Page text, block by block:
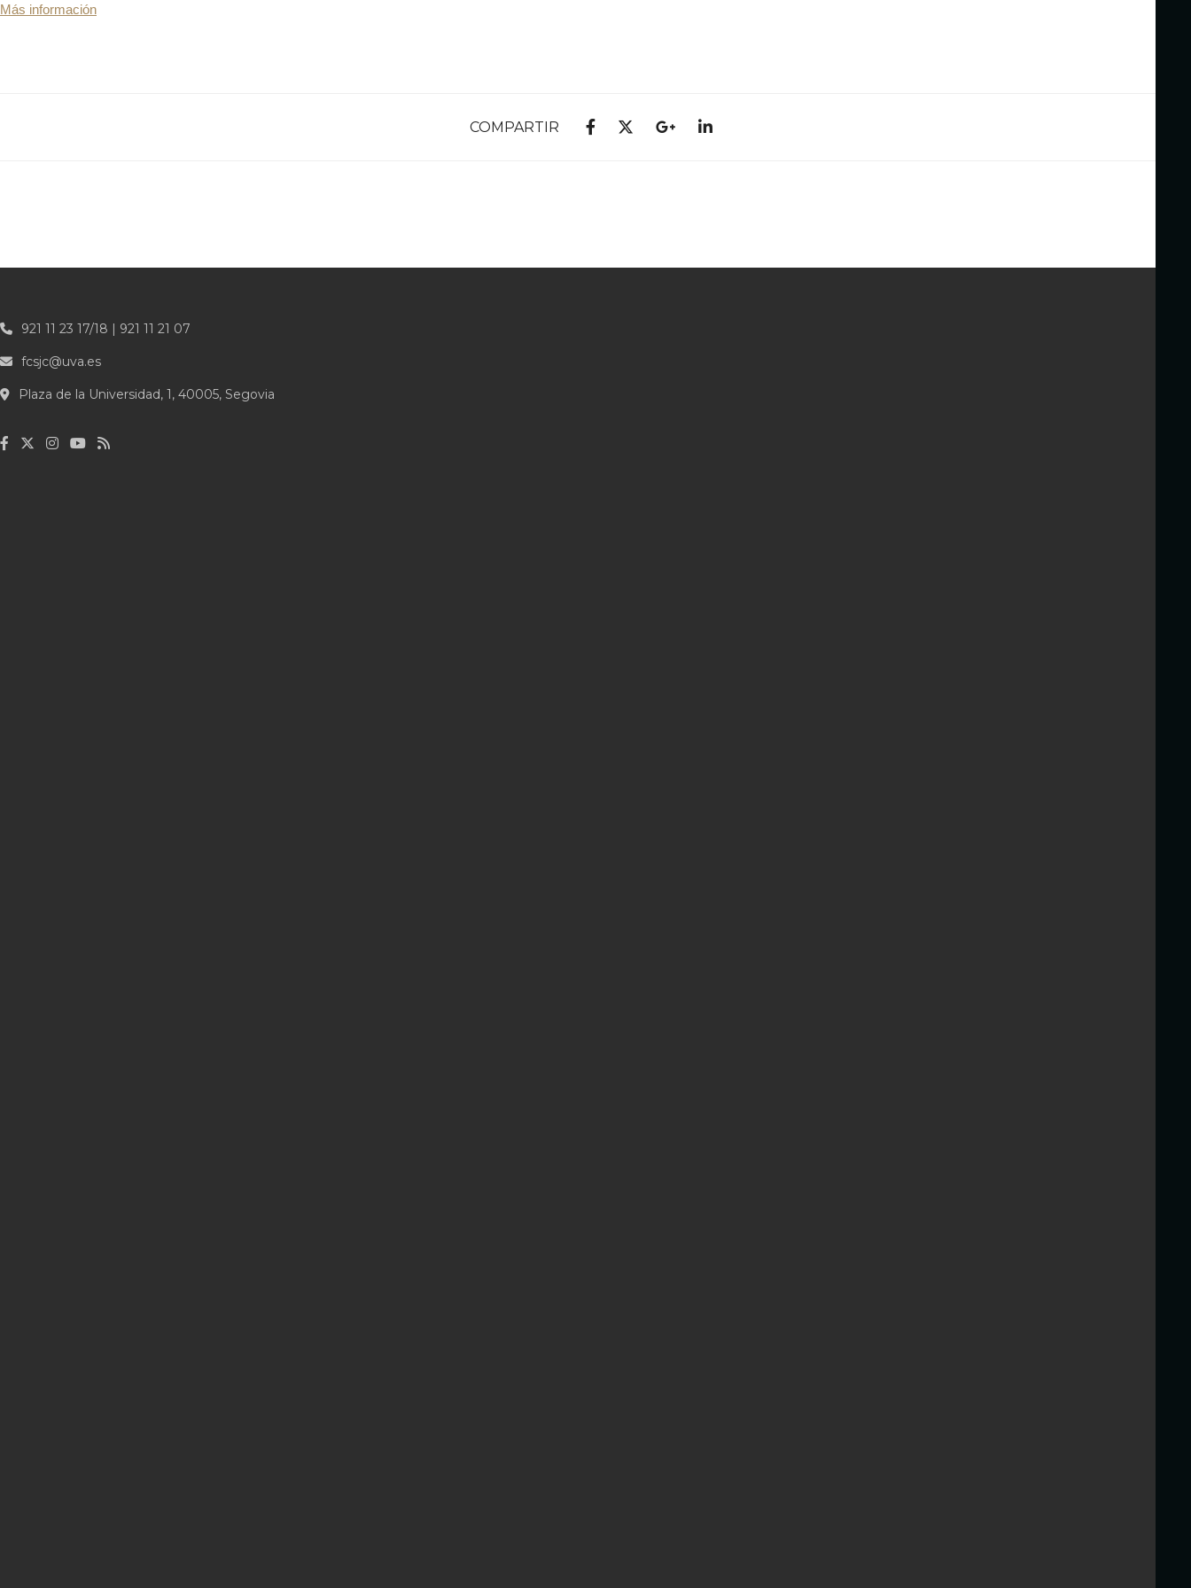
Más información
COMPARTIR
921 11 23 17/18 | 921 11 21 07
fcsjc@uva.es
Plaza de la Universidad, 1, 40005, Segovia